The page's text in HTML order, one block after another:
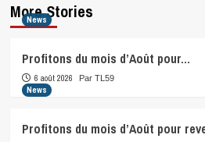
More Stories
News
Profitons du mois d’Août pour…
6 août 2026 Par TL59
News
Profitons du mois d’Août pour